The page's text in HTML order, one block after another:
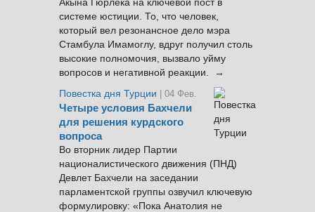
Акына Гюрлека на ключевой пост в
системе юстиции. То, что человек,
который вел резонансное дело мэра
Стамбула Имамоглу, вдруг получил столь
высокие полномочия, вызвало уйму
вопросов и негативной реакции. →
Повестка дня Турции
| 04 Фев.
Четыре условия Бахчели
для решения курдского
вопроса
Во вторник лидер Партии
националистического движения (ПНД)
Девлет Бахчели на заседании
парламентской группы озвучил ключевую
формулировку: «Пока Анатолия не